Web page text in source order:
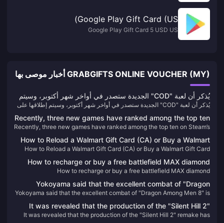
Google Play Gift Card (US)
Google Play Gift Card 5 USD US
GRABGIFTS ONLINE VOUCHER (MY) أخبار موصى بها
يُذكر أن لعبة "COD" الجديدة ستصدر في أواخر شهر أكتوبر، وسيتم
إطلاقها على XGP لأول مرة.
يُذكر أن لعبة "COD" الجديدة ستصدر في أواخر شهر أكتوبر، وسيتم إطلاقها على
Recently, three new games have ranked among the top ten
on Steam’s best-selling list.
Recently, three new games have ranked among the top ten on Steam’s
How to Reload a Walmart Gift Card (CA) or Buy a Walmart
Gift Card (CA)
How to Reload a Walmart Gift Card (CA) or Buy a Walmart Gift Card
How to recharge or buy a free battlefield MAX diamond
How to recharge or buy a free battlefield MAX diamond
Yokoyama said that the excellent combat of "Dragon
Among Men 8" is inherited from the original action system.
Yokoyama said that the excellent combat of "Dragon Among Men 8" is
It was revealed that the production of the "Silent Hill 2"
remake has been completed, and Bloober Team's focus
It was revealed that the production of the "Silent Hill 2" remake has